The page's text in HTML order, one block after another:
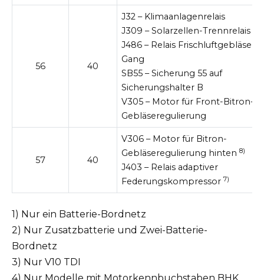
56 40
J32 – Klimaanlagenrelais
J309 – Solarzellen-Trennrelais
J486 – Relais Frischluftgebläse 2.
Gang
SB55 – Sicherung 55 auf
Sicherungshalter B
V305 – Motor für Front-Bitron-
Gebläseregulierung
57 40
V306 – Motor für Bitron-
Gebläseregulierung hinten8)
J403 – Relais adaptiver
Federungskompressor7)
1) Nur ein Batterie-Bordnetz
2) Nur Zusatzbatterie und Zwei-Batterie-
Bordnetz
3) Nur V10 TDI